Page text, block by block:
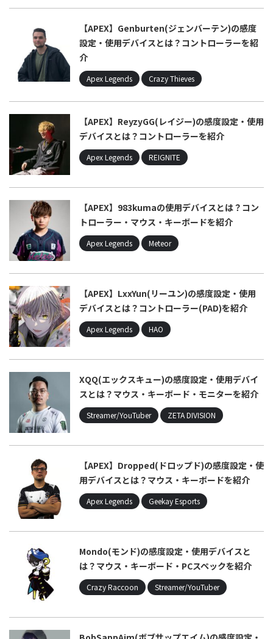
【APEX】Genburten(ジェンバーテン)の感度
設定・使用デバイスとは？コントローラーを紹
介
Apex Legends Crazy Thieves
【APEX】ReyzyGG(レイジー)の感度設定・使用
デバイスとは？コントローラーを紹介
Apex Legends REIGNITE
【APEX】983kumaの使用デバイスとは？コン
トローラー・マウス・キーボードを紹介
Apex Legends Meteor
【APEX】LxxYun(リーユン)の感度設定・使用
デバイスとは？コントローラー(PAD)を紹介
Apex Legends HAO
XQQ(エックスキュー)の感度設定・使用デバイ
スとは？マウス・キーボード・モニターを紹介
Streamer/YouTuber ZETA DIVISION
【APEX】Dropped(ドロップド)の感度設定・使
用デバイスとは？マウス・キーボードを紹介
Apex Legends Geekay Esports
Mondo(モンド)の感度設定・使用デバイスと
は？マウス・キーボード・PCスペックを紹介
Crazy Raccoon Streamer/YouTuber